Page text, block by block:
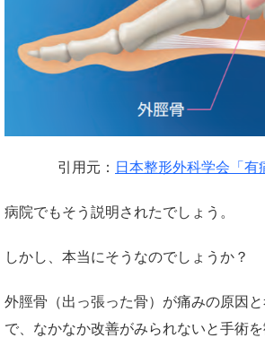
引用元： 日本整形外科学会「有
病院でもそう説明されたでしょう。
しかし、本当にそうなのでしょうか？
外脛骨（出っ張った骨）が痛みの原因
で、なかなか改善がみられないと手術を